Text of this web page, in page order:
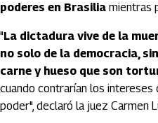
poderes en Brasilia mientras
"La dictadura vive de la
no solo de la democracia,
carne y hueso que son
cuando contrarían los
poder", declaró la juez Carmen